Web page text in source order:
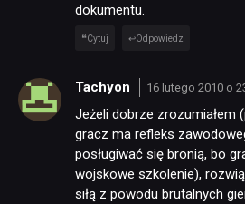
SKLEP
dokumentu.
Cytuj Odpowiedz
Tachyon 16 lutego 2010 o
Jeżeli dobrze zrozumiałem
gracz ma refleks
posługiwać się bronią, bo
wojskowe szkolenie),
siłą z powodu brutalnych